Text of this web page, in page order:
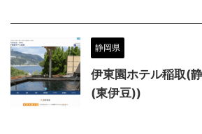
静岡県
伊東園ホテル稲取(
(東伊豆))